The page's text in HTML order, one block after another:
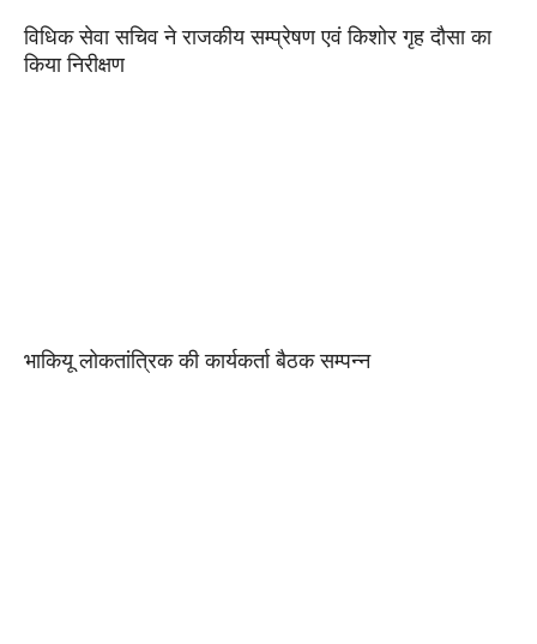
विधिक सेवा सचिव ने राजकीय सम्प्रेषण एवं किशोर गृह दौसा का
किया निरीक्षण
भाकियू लोकतांत्रिक की कार्यकर्ता बैठक सम्पन्न